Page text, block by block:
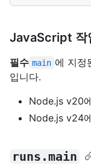
JavaScript 작
필수 main 에 지정
입니다.
Node.js v20
Node.js v24
runs.main